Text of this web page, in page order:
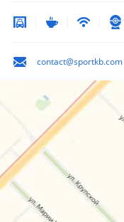
contact@sportkb.com